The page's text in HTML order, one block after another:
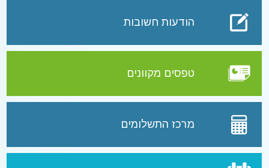
הודעות חשובות
טפסים מקוונים
מרכז התשלומים